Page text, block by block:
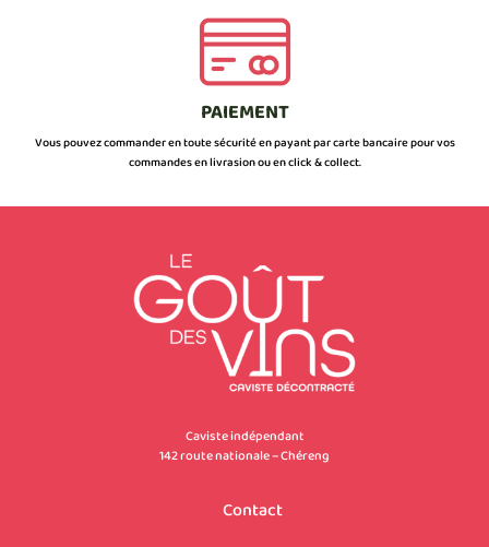
PAIEMENT
Vous pouvez commander en toute sécurité en payant par carte bancaire pour vos
commandes en livrasion ou en click & collect.
Caviste indépendant
142 route nationale – Chéreng
Contact